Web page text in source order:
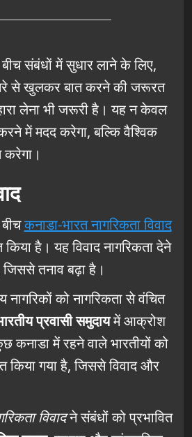
संबंधों में सुधार लाने के लिए,
से खुलकर बात करने की जरूरत
लेना भी जरूरी है। यह न केवल
करने में मदद करेगा, बल्कि वैश्विक
कनाडा-भारत नागरिकता विवाद
है। यह विवाद नागरिकता देने
तनाव बढ़ा है।
को नागरिकता से वंचित
प्रवासी समुदायमें आक्रोश
कनाडा में रहने वाले भारतीयों को
किया गया है, जिससे विवाद और
विवादने संबंधों को प्रभावित